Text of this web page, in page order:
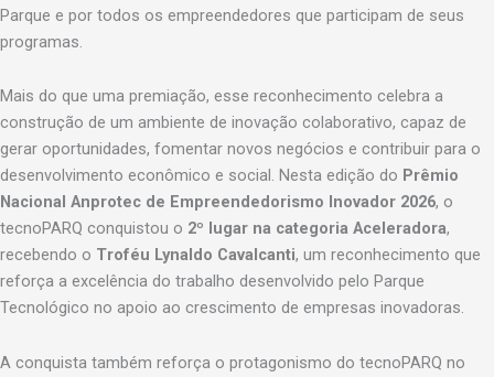
Parque e por todos os empreendedores que participam de seus
programas.
Mais do que uma premiação, esse reconhecimento celebra a
construção de um ambiente de inovação colaborativo, capaz de
gerar oportunidades, fomentar novos negócios e contribuir para o
desenvolvimento econômico e social. Nesta edição do Prêmio
Nacional Anprotec de Empreendedorismo Inovador 2026, o
tecnoPARQ conquistou o 2º lugar na categoria Aceleradora,
recebendo o Troféu Lynaldo Cavalcanti, um reconhecimento que
reforça a excelência do trabalho desenvolvido pelo Parque
Tecnológico no apoio ao crescimento de empresas inovadoras.
A conquista também reforça o protagonismo do tecnoPARQ no